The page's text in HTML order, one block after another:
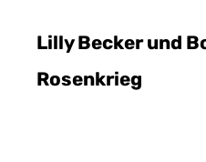
Lilly Becker und
Rosenkrieg